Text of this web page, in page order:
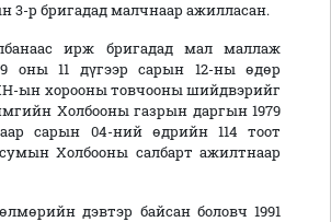
3-р бригадад малчнаар ажилласан.
ирж бригадад мал маллаж
оны 11 дүгээр сарын 12-ны өдөр
ын хорооны товчооны шийдвэрийг
Холбооны газрын даргын 1979
сарын 04-ний өдрийн 114 тоот
Холбооны салбарт ажилтнаар
дэвтэр байсан боловч 1991